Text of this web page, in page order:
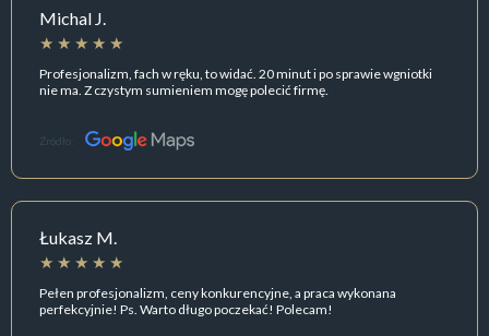
Michal J.
Profesjonalizm, fach w ręku, to widać. 20 minut i po sprawie wgniotki
nie ma. Z czystym sumieniem mogę polecić firmę.
Źródło:
Łukasz M.
Pełen profesjonalizm, ceny konkurencyjne, a praca wykonana
perfekcyjnie! Ps. Warto długo poczekać! Polecam!